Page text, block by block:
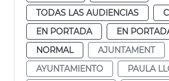
TODAS LAS AUDIENCIAS
EN PORTADA
EN
NORMAL
AJUNTAMENT
AYUNTAMIENTO
PAULA